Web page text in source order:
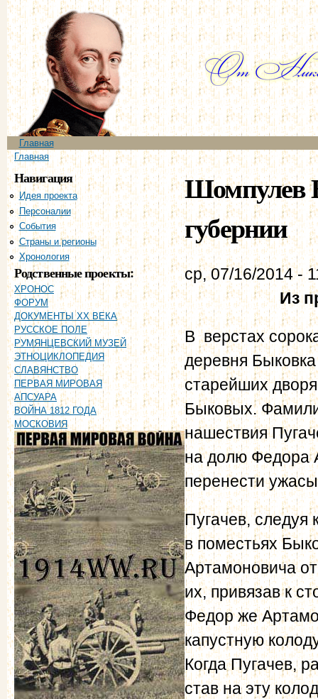
Главное меню
Главная
Вы здесь
Главная
Навигация
Идея проекта
Персоналии
События
Страны и регионы
Хронология
Родственные проекты:
ХРОНОС
ФОРУМ
ДОКУМЕНТЫ XX ВЕКА
РУССКОЕ ПОЛЕ
РУМЯНЦЕВСКИЙ МУЗЕЙ
ЭТНОЦИКЛОПЕДИЯ
СЛАВЯНСТВО
ПЕРВАЯ МИРОВАЯ
АПСУАРА
ВОЙНА 1812 ГОДА
МОСКОВИЯ
Шомпулев
губернии
ср, 07/16/2014 -
Из
В верстах
деревня
старейших
Быковых.
нашествия
на долю Федора
перенести
Пугачев, следуя
в поместьях
Артамоновича
их, привязав к
Федор же
капустную
Когда Пугачев,
став на эту